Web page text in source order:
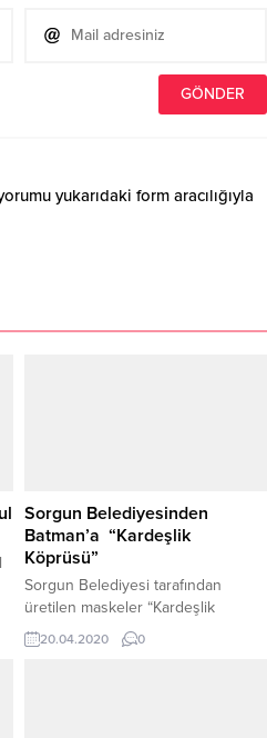
yukarıdaki form aracılığıyla
Sorgun Belediyesinden
Batman’a “Kardeşlik
Köprüsü”
Sorgun Belediyesi tarafından
üretilen maskeler “Kardeşlik
Köprüsü Projesi' kapsamında
Batman Bölge Devlet Hastanesi'ne
20.04.2020 0